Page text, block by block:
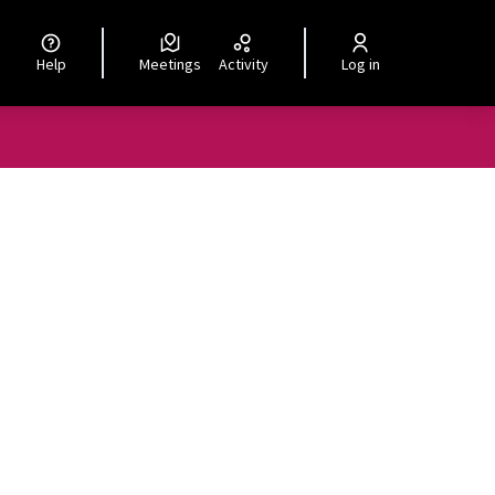
Help Meetings Activity Log in